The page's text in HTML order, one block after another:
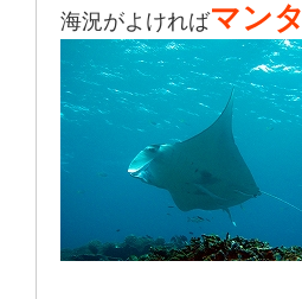
海況がよければマンタ